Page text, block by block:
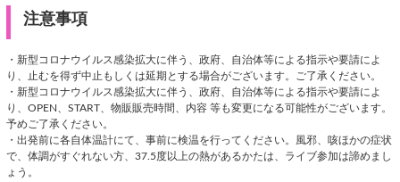
注意事項
・新型コロナウイルス感染拡大に伴う、政府、自治体等による指示や要請によ
り、止むを得ず中止もしくは延期とする場合がございます。ご了承ください。
・新型コロナウイルス感染拡大に伴う、政府、自治体等による指示や要請によ
り、OPEN、START、物販販売時間、内容 等も変更になる可能性がございます。
予めご了承ください。
・出発前に各自体温計にて、事前に検温を行ってください。風邪、咳ほかの症状
で、体調がすぐれない方、37.5度以上の熱があるかたは、ライブ参加は諦めまし
ょう。